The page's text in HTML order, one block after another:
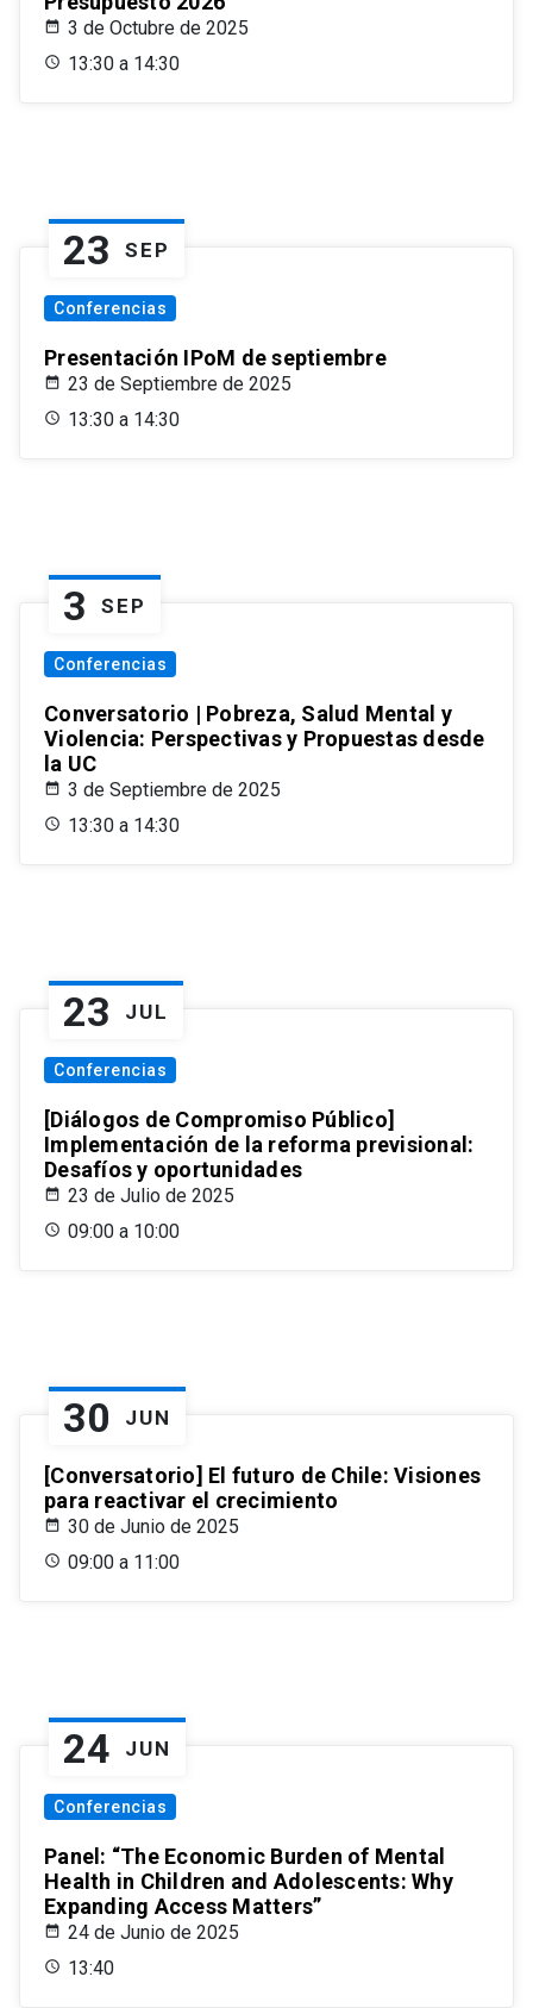
3 de Octubre de 2025
13:30 a 14:30
23 SEP
Conferencias
Presentación IPoM de septiembre
23 de Septiembre de 2025
13:30 a 14:30
3 SEP
Conferencias
Conversatorio | Pobreza, Salud Mental y
Violencia: Perspectivas y Propuestas desde
la UC
3 de Septiembre de 2025
13:30 a 14:30
23 JUL
Conferencias
[Diálogos de Compromiso Público]
Implementación de la reforma previsional:
Desafíos y oportunidades
23 de Julio de 2025
09:00 a 10:00
30 JUN
[Conversatorio] El futuro de Chile: Visiones
para reactivar el crecimiento
30 de Junio de 2025
09:00 a 11:00
24 JUN
Conferencias
Panel: “The Economic Burden of Mental
Health in Children and Adolescents: Why
Expanding Access Matters”
24 de Junio de 2025
13:40